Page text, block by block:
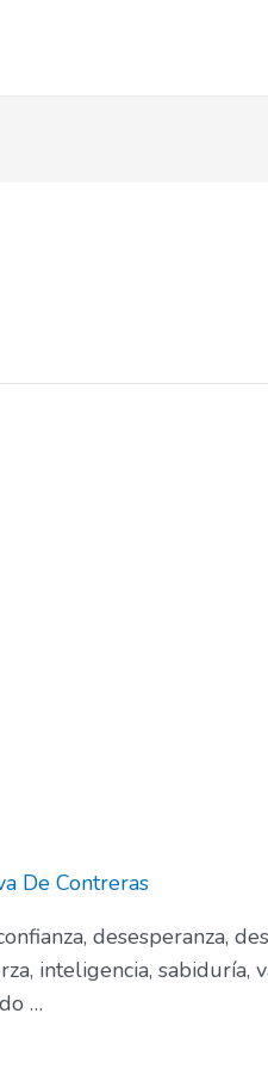
De Contreras
desesperanza,
inteligencia, sabiduría,
…